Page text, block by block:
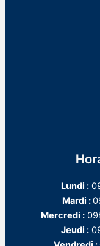
Lundi :
Mardi :
Mercredi :
Jeudi :